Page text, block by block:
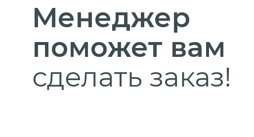
Менеджер
поможет вам
сделать заказ!